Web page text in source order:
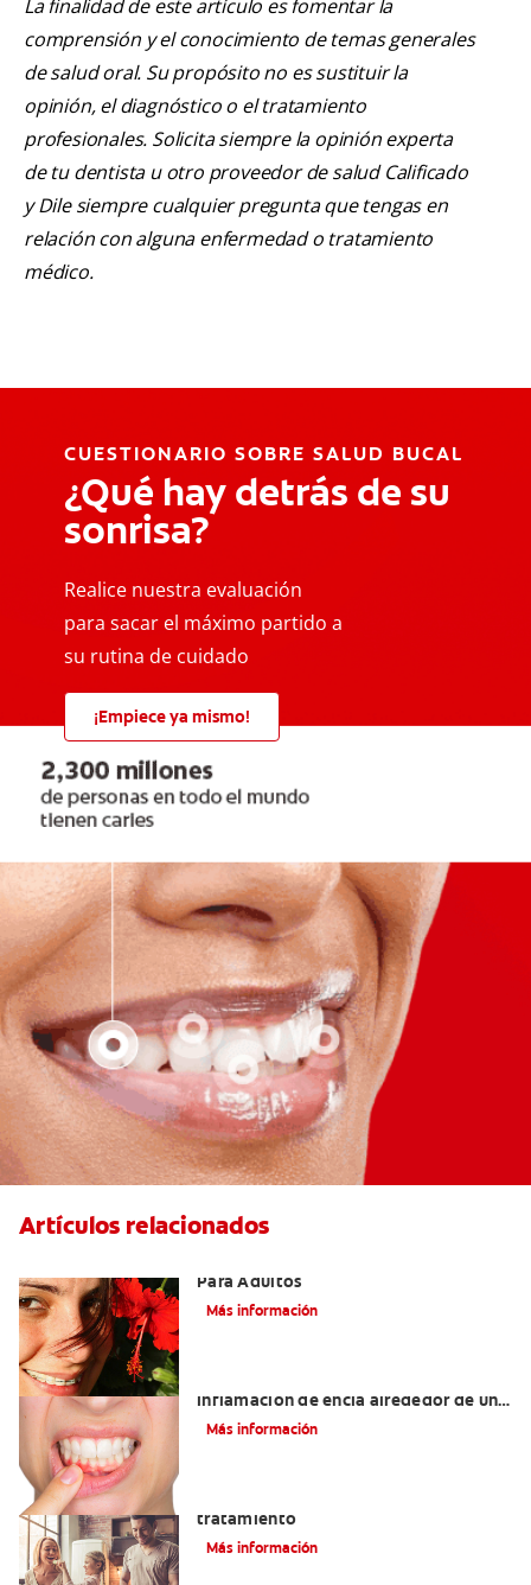
La finalidad de este artículo es fomentar la
comprensión y el conocimiento de temas generales
de salud oral. Su propósito no es sustituir la
opinión, el diagnóstico o el tratamiento
profesionales. Solicita siempre la opinión experta
de tu dentista u otro proveedor de salud Calificado
y Dile siempre cualquier pregunta que tengas en
relación con alguna enfermedad o tratamiento
médico.
CUESTIONARIO SOBRE SALUD BUCAL
¿Qué hay detrás de su
sonrisa?
Realice nuestra evaluación
para sacar el máximo partido a
su rutina de cuidado
¡Empiece ya mismo!
Artículos relacionados
Para Adultos
Más información
inflamación de encía alrededor de un
diente?
Más información
tratamiento
Más información